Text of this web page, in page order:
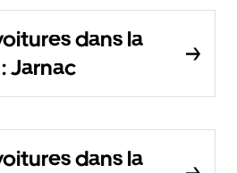
dans la
Jarnac
dans la